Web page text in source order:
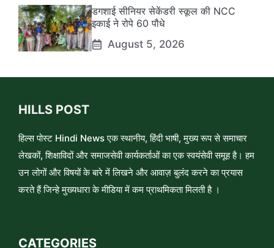
डगशाई सीनियर सेकेंडरी स्कूल की NCC
इकाई ने रोपे 60 पौधे
August 5, 2026
HILLS POST
हिल्स पोस्ट Hindi News एक स्थानीय, हिंदी भाषी, मुख्य रूप से समाचार
लेखकों, शिक्षाविदों और समाजसेवी कार्यकर्ताओं का एक स्वयंसेवी समूह है। हम
उन लोगों और विषयों के बारे में लिखने और आवाज़ बुलंद करने का प्रयास
करते हैं जिन्हे मुख्यधारा के मीडिया में कम प्राथमिकता मिलती है ।
CATEGORIES